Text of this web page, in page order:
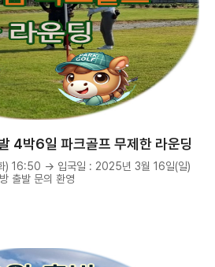
4박6일 파크골프 무제한 라운딩
) 16:50 → 입국일 : 2025년 3월 16일(일)
출발 문의 환영